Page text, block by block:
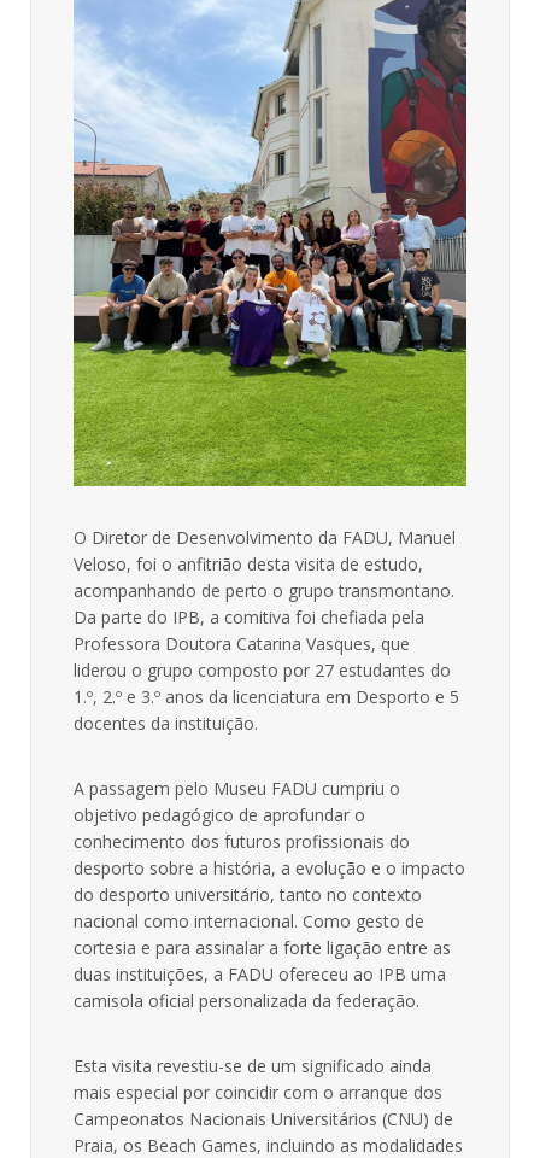
O Diretor de Desenvolvimento da FADU, Manuel
Veloso, foi o anfitrião desta visita de estudo,
acompanhando de perto o grupo transmontano.
Da parte do IPB, a comitiva foi chefiada pela
Professora Doutora Catarina Vasques, que
liderou o grupo composto por 27 estudantes do
1.º, 2.º e 3.º anos da licenciatura em Desporto e 5
docentes da instituição.
A passagem pelo Museu FADU cumpriu o
objetivo pedagógico de aprofundar o
conhecimento dos futuros profissionais do
desporto sobre a história, a evolução e o impacto
do desporto universitário, tanto no contexto
nacional como internacional. Como gesto de
cortesia e para assinalar a forte ligação entre as
duas instituições, a FADU ofereceu ao IPB uma
camisola oficial personalizada da federação.
Esta visita revestiu-se de um significado ainda
mais especial por coincidir com o arranque dos
Campeonatos Nacionais Universitários (CNU) de
Praia, os Beach Games, incluindo as modalidades